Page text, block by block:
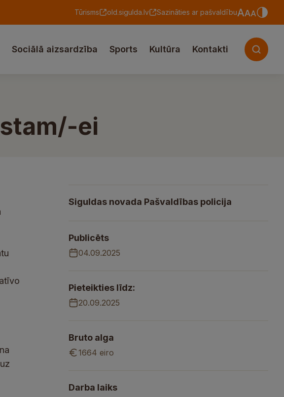
Tūrisms old.sigulda.lv Sazināties ar pašvaldību
Sociālā aizsardzība Sports Kultūra Kontakti
ei
Siguldas novada Pašvaldības policija
Publicēts
04.09.2025
Pieteikties līdz:
20.09.2025
Bruto alga
1664 eiro
Darba laiks